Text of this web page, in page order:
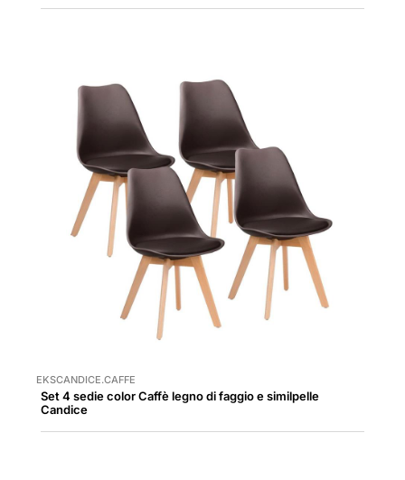
EKSCANDICE.CAFFE
Set 4 sedie color Caffè legno di faggio e similpelle
Candice